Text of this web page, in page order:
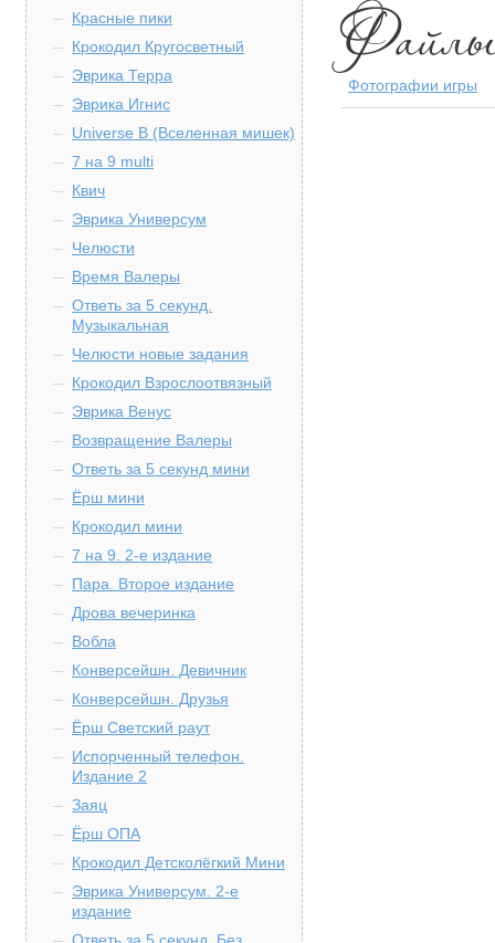
Красные пики
Крокодил Кругосветный
Эврика Терра
Эврика Игнис
Universe B (Вселенная мишек)
7 на 9 multi
Квич
Эврика Универсум
Челюсти
Время Валеры
Ответь за 5 секунд.
Музыкальная
Челюсти новые задания
Крокодил Взрослоотвязный
Эврика Венус
Возвращение Валеры
Ответь за 5 секунд мини
Ёрш мини
Крокодил мини
7 на 9. 2-е издание
Пара. Второе издание
Дрова вечеринка
Вобла
Конверсейшн. Девичник
Конверсейшн. Друзья
Ёрш Светский раут
Испорченный телефон.
Издание 2
Заяц
Ёрш ОПА
Крокодил Детсколёгкий Мини
Эврика Универсум. 2-е
издание
Фотографии игры